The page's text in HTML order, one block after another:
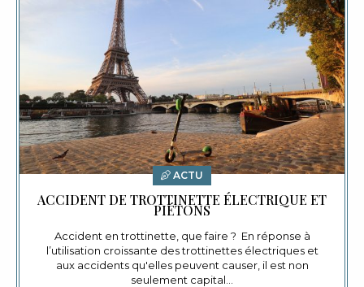
ACTU
ACCIDENT DE TROTTINETTE ÉLECTRIQUE ET
PIÉTONS
Accident en trottinette, que faire ? En réponse à
l’utilisation croissante des trottinettes électriques et
aux accidents qu'elles peuvent causer, il est non
seulement capital…